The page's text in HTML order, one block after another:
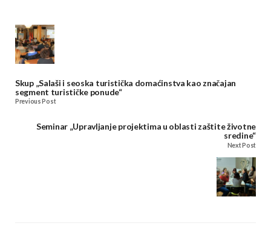
Skup „Salaši i seoska turistička domaćinstva kao značajan
segment turističke ponude“
Previous Post
Seminar „Upravljanje projektima u oblasti zaštite životne
sredine“
Next Post